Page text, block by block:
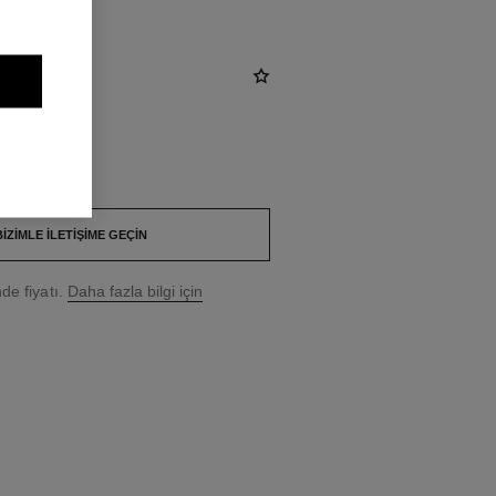
İLETIŞIME GEÇIN
fiyatı. Daha fazla bilgi için